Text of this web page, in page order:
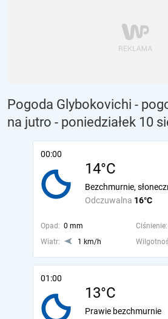
Pogoda Glybokovichi -
na jutro - poniedziałek 10
00:00
14°C
Odczuwalna 16°C
Bezchmurnie,
Opad: 0 mm Ciśnienie:
Wiatr:
1 km/h
01:00
13°C
Prawie bezchmurnie